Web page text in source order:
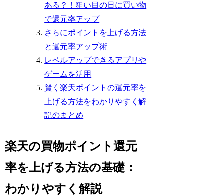
ある？！狙い目の日に買い物
で還元率アップ
さらにポイントを上げる方法
と還元率アップ術
レベルアップできるアプリや
ゲームを活用
賢く楽天ポイントの還元率を
上げる方法をわかりやすく解
説のまとめ
楽天の買物ポイント還元
率を上げる方法の基礎：
わかりやすく解説